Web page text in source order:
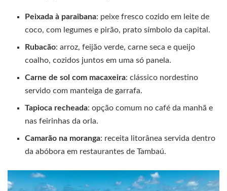
Peixada à paraibana: peixe fresco cozido em leite de
coco, com legumes e pirão, prato símbolo da capital.
Rubacão: arroz, feijão verde, carne seca e queijo
coalho, cozidos juntos em uma só panela.
Carne de sol com macaxeira: clássico nordestino
servido com manteiga de garrafa.
Tapioca recheada: opção comum no café da manhã e
nas feirinhas da orla.
Camarão na moranga: receita litorânea servida dentro
da abóbora em restaurantes de Tambaú.